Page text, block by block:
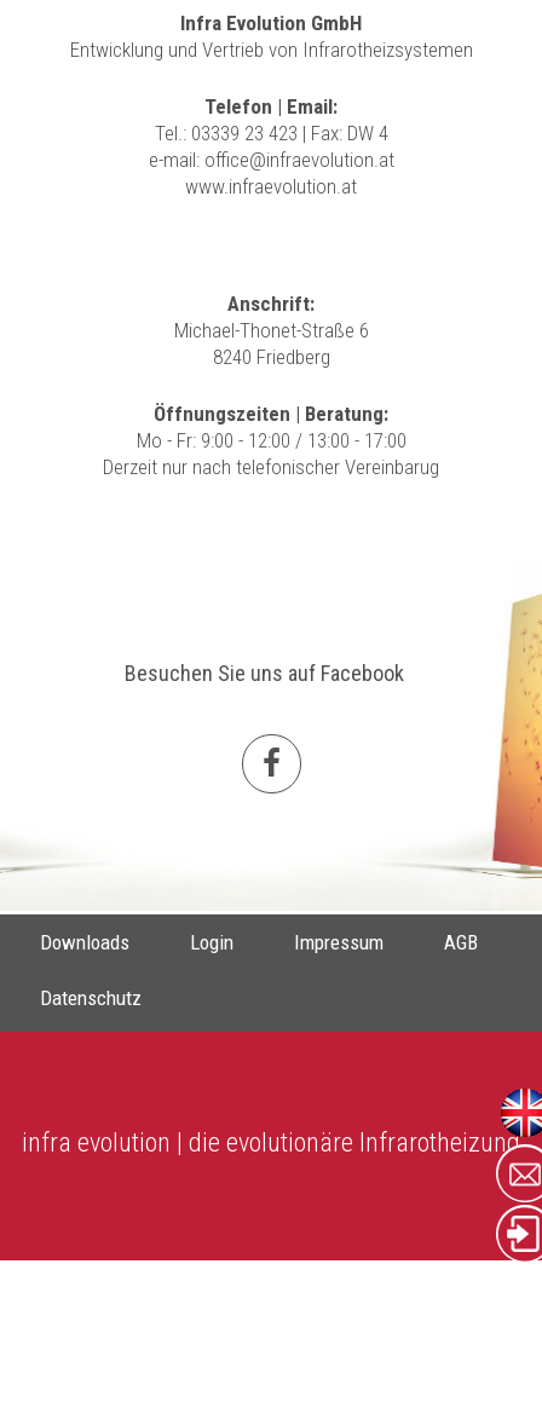
Infra Evolution GmbH
Entwicklung und Vertrieb von Infrarotheizsystemen
Telefon | Email:
Tel.: 03339 23 423 | Fax: DW 4
e-mail: office@infraevolution.at
www.infraevolution.at
Anschrift:
Michael-Thonet-Straße 6
8240 Friedberg
Öffnungszeiten | Beratung:
Mo - Fr: 9:00 - 12:00 / 13:00 - 17:00
Derzeit nur nach telefonischer Vereinbarug
Besuchen Sie uns auf Facebook
Downloads Login Impressum AGB
Datenschutz
infra evolution | die evolutionäre Infrarotheizung